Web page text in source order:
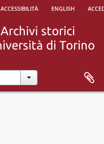
accessibilità english